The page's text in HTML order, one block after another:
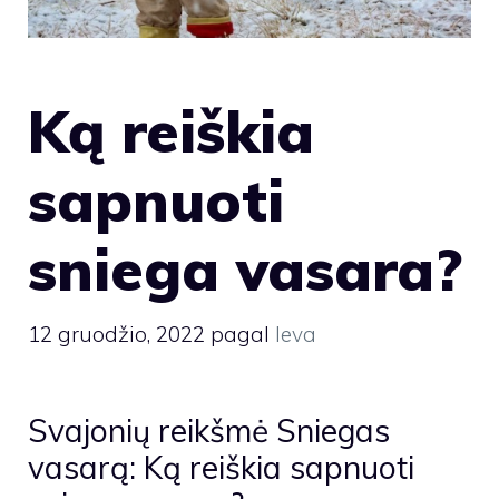
Ką reiškia
sapnuoti
sniega vasara?
12 gruodžio, 2022 pagal Ieva
Svajonių reikšmė Sniegas
vasarą: Ką reiškia sapnuoti